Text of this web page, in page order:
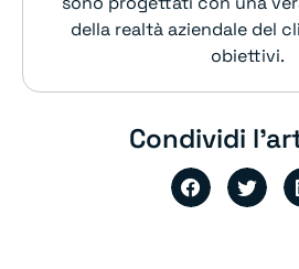
della realtà aziendale del
obiettivi.
Condividi